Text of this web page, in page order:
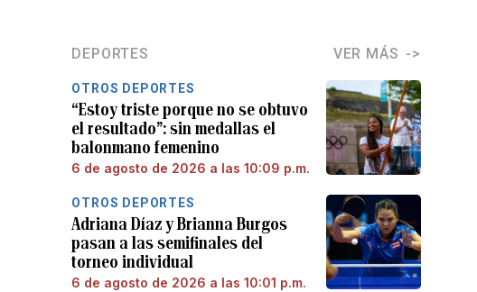
DEPORTES VER MÁS
OTROS DEPORTES
“Estoy triste porque no se obtuvo
el resultado”: sin medallas el
balonmano femenino
6 de agosto de 2026 a las 10:09 p.m.
OTROS DEPORTES
Adriana Díaz y Brianna Burgos
pasan a las semifinales del
torneo individual
6 de agosto de 2026 a las 10:01 p.m.